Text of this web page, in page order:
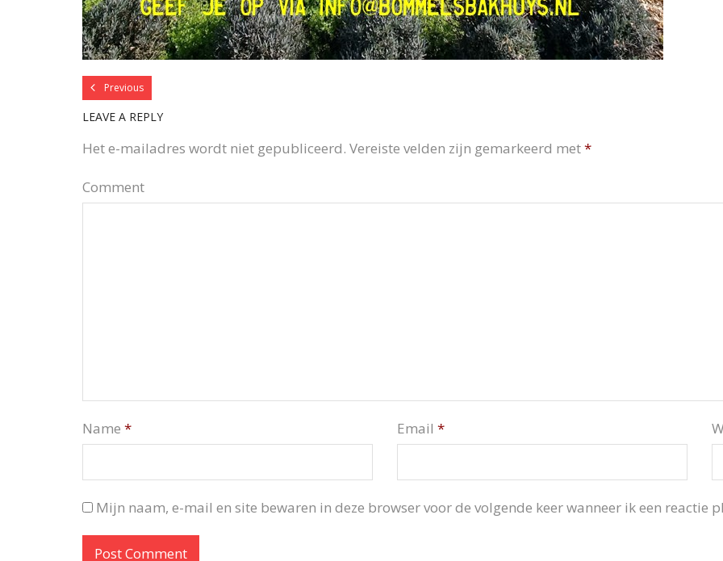
Previous
LEAVE A REPLY
Het e-mailadres wordt niet gepubliceerd. Vereiste velden zijn gemarkeerd met*
Comment
Name * Email *
Mijn naam, e-mail en site bewaren in deze browser voor de volgende keer wanneer ik een reactie